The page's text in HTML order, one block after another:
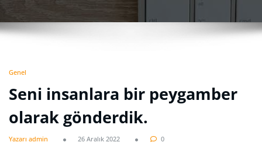
Genel
Seni insanlara bir peygamber
olarak gönderdik.
Yazarı admin 26 Aralık 2022 0